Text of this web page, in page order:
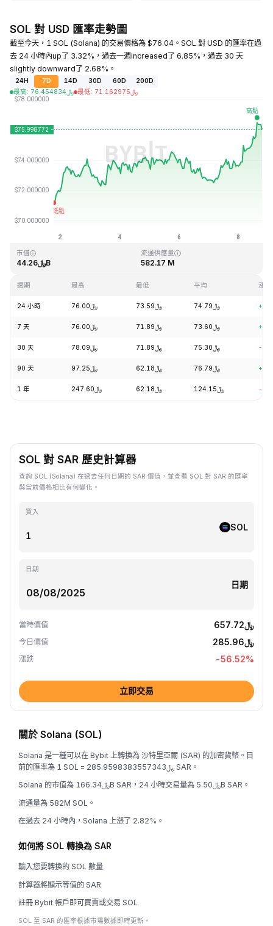
SOL 對 USD 匯率走勢圖
截至今天，1 SOL (Solana) 的交易價格為 $76.04。SOL 對 USD 的匯率在過
去 24 小時內up了 3.32%，過去一週increased了 6.85%，過去 30 天
slightly downward了 2.68%。
24H 7D 14D 30D 60D
200D
最高: ﷼76.454834 最低: ﷼ 71.162975
最近更新時間：2026-08-08 19:18 (GMT+0)
歷史最高價格
﷼0.500801
市值
﷼44.26B
流通供應量
582.17 M
週期 最高 最低 平均 漲跌
24 小時 ﷼76.00 ﷼73.59 ﷼74.79
7 天 ﷼76.00 ﷼71.89 ﷼73.60
30 天 ﷼78.09 ﷼71.89 ﷼75.30 -
90 天 ﷼97.25 ﷼62.18 ﷼76.79
1 年 ﷼247.60 ﷼62.18 ﷼124.15 -
SOL 對 SAR 歷史計算器
查詢 SOL (Solana) 在過去任何日期的 SAR 價值，並查看 SOL 對 SAR 的匯率
與當前價格相比有何變化。
買入
SOL
日期
日期
當時價值 ﷼657.72
今日價值 ﷼285.96
漲跌 -56.52%
立即交易
關於 Solana (SOL)
Solana 是一種可以在 Bybit 上轉換為 沙特里亞爾 (SAR) 的加密貨幣。目
前的匯率為 1 SOL = ﷼285.9598383557343 SAR。
Solana 的市值為 ﷼166.34B SAR，24 小時交易量為 ﷼5.50B SAR。
流通量為 582M SOL。
在過去 24 小時內，Solana 上漲了 2.82%。
如何將 SOL 轉換為 SAR
輸入您要轉換的 SOL 數量
計算器將顯示等值的 SAR
註冊 Bybit 帳戶即可買賣或交易 SOL
SOL 至 SAR 的匯率根據市場數據即時更新。